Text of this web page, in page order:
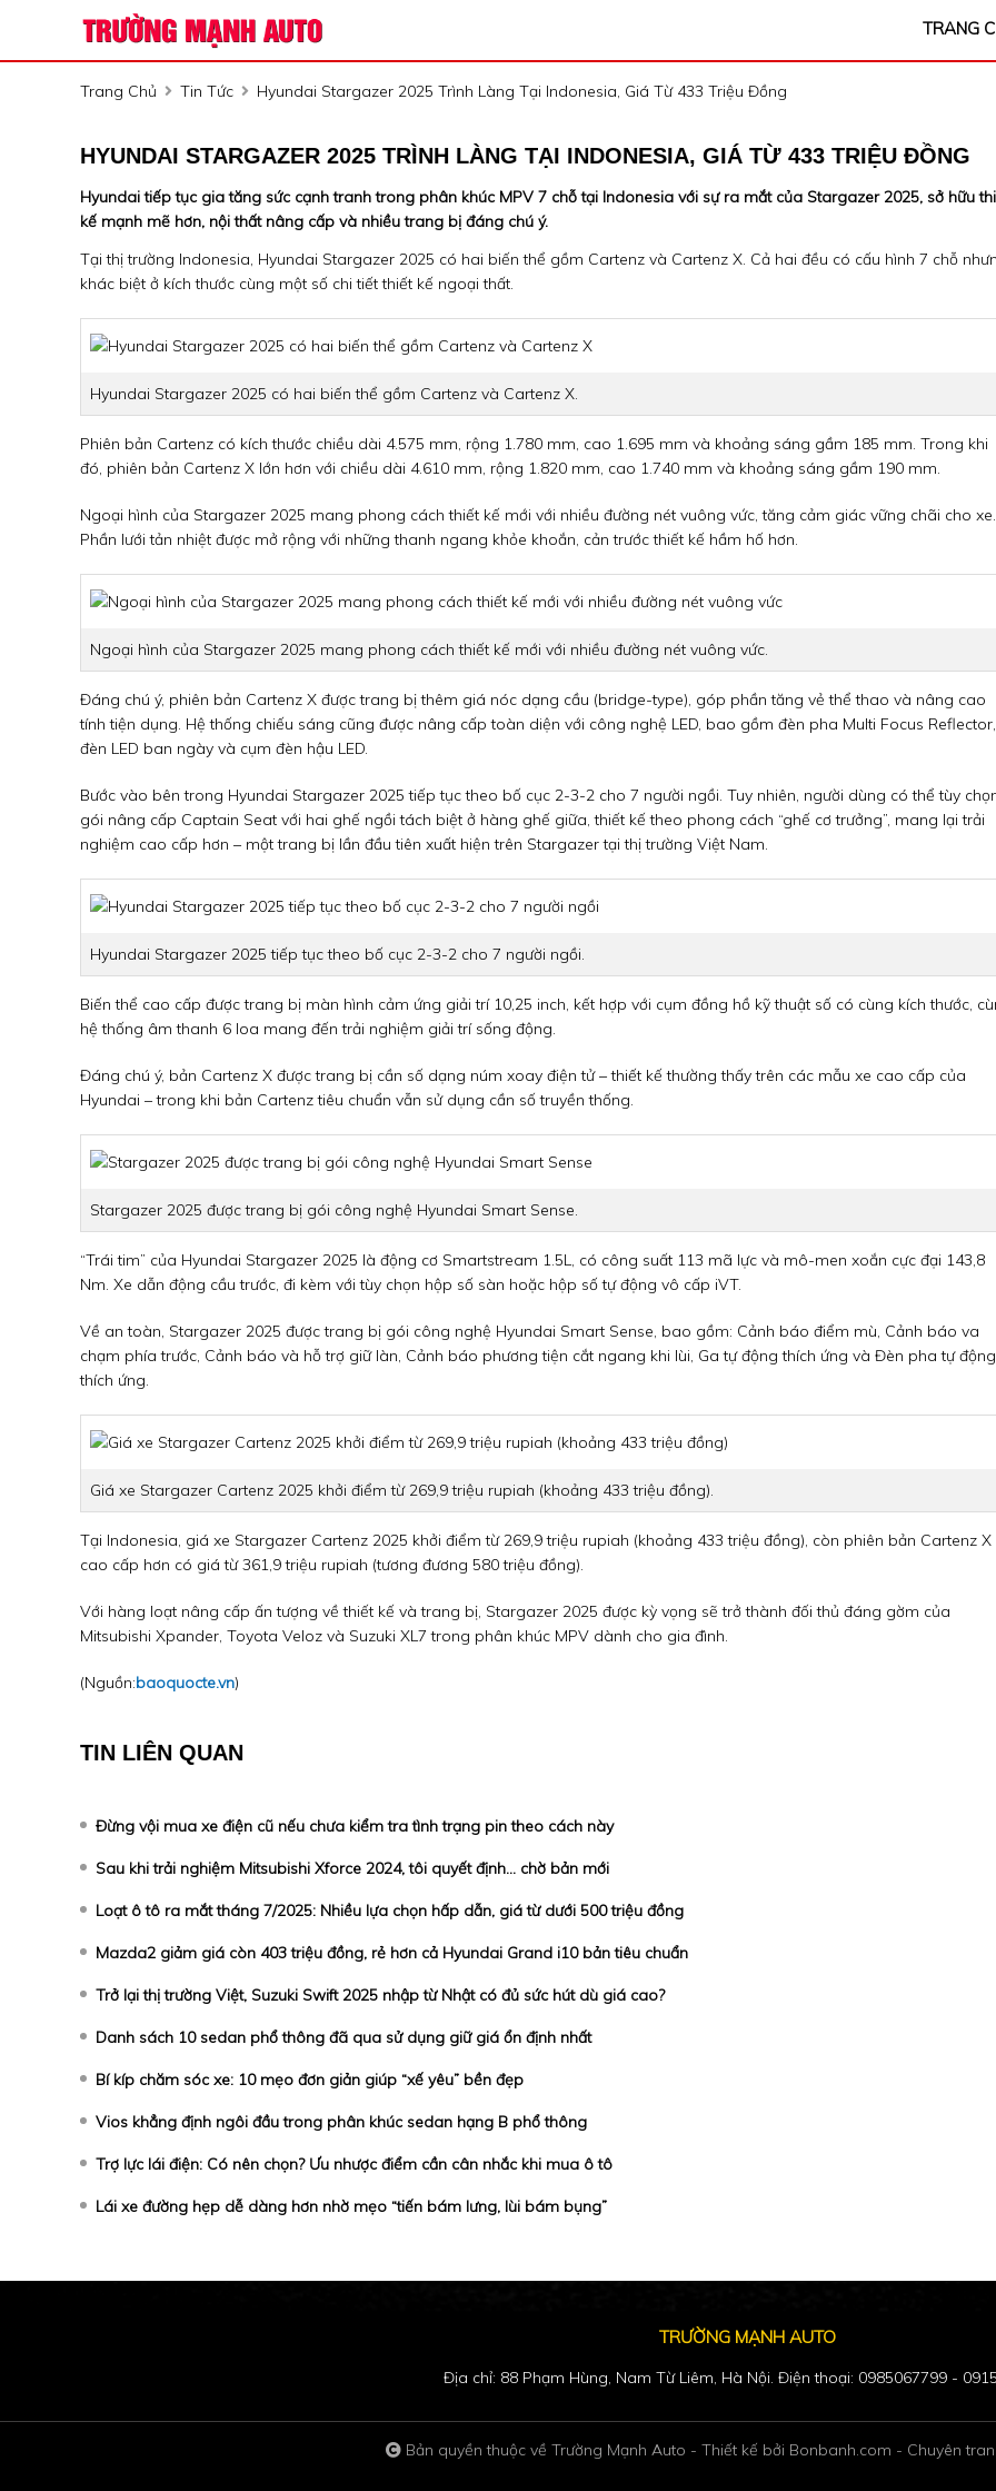
TRANG
Trang Chủ Tin Tức Hyundai Stargazer 2025 Trình Làng Tại Indonesia, Giá Từ 433 Triệu Đồng
HYUNDAI STARGAZER 2025 TRÌNH LÀNG TẠI INDONESIA, GIÁ TỪ 433 TRIỆU ĐỒNG
Hyundai tiếp tục gia tăng sức cạnh tranh trong phân khúc MPV 7 chỗ tại Indonesia với sự ra mắt của Stargazer 2025, sở hữu
kế mạnh mẽ hơn, nội thất nâng cấp và nhiều trang bị đáng chú ý.
Tại thị trường Indonesia, Hyundai Stargazer 2025 có hai biến thể gồm Cartenz và Cartenz X. Cả hai đều có cấu hình 7 chỗ
khác biệt ở kích thước cùng một số chi tiết thiết kế ngoại thất.
Hyundai Stargazer 2025 có hai biến thể gồm Cartenz và Cartenz X.
Phiên bản Cartenz có kích thước chiều dài 4.575 mm, rộng 1.780 mm, cao 1.695 mm và khoảng sáng gầm 185 mm. Trong khi
đó, phiên bản Cartenz X lớn hơn với chiều dài 4.610 mm, rộng 1.820 mm, cao 1.740 mm và khoảng sáng gầm 190 mm.
Ngoại hình của Stargazer 2025 mang phong cách thiết kế mới với nhiều đường nét vuông vức, tăng cảm giác vững chãi cho xe.
Phần lưới tản nhiệt được mở rộng với những thanh ngang khỏe khoắn, cản trước thiết kế hầm hố hơn.
Ngoại hình của Stargazer 2025 mang phong cách thiết kế mới với nhiều đường nét vuông vức.
Đáng chú ý, phiên bản Cartenz X được trang bị thêm giá nóc dạng cầu (bridge-type), góp phần tăng vẻ thể thao và nâng cao
tính tiện dụng. Hệ thống chiếu sáng cũng được nâng cấp toàn diện với công nghệ LED, bao gồm đèn pha Multi Focus Reflector,
đèn LED ban ngày và cụm đèn hậu LED.
Bước vào bên trong Hyundai Stargazer 2025 tiếp tục theo bố cục 2-3-2 cho 7 người ngồi. Tuy nhiên, người dùng có thể tùy
gói nâng cấp Captain Seat với hai ghế ngồi tách biệt ở hàng ghế giữa, thiết kế theo phong cách “ghế cơ trưởng”, mang lại trải
nghiệm cao cấp hơn – một trang bị lần đầu tiên xuất hiện trên Stargazer tại thị trường Việt Nam.
Hyundai Stargazer 2025 tiếp tục theo bố cục 2-3-2 cho 7 người ngồi.
Biến thể cao cấp được trang bị màn hình cảm ứng giải trí 10,25 inch, kết hợp với cụm đồng hồ kỹ thuật số có cùng kích thước,
hệ thống âm thanh 6 loa mang đến trải nghiệm giải trí sống động.
Đáng chú ý, bản Cartenz X được trang bị cần số dạng núm xoay điện tử – thiết kế thường thấy trên các mẫu xe cao cấp của
Hyundai – trong khi bản Cartenz tiêu chuẩn vẫn sử dụng cần số truyền thống.
Stargazer 2025 được trang bị gói công nghệ Hyundai Smart Sense.
“Trái tim” của Hyundai Stargazer 2025 là động cơ Smartstream 1.5L, có công suất 113 mã lực và mô-men xoắn cực đại 143,8
Nm. Xe dẫn động cầu trước, đi kèm với tùy chọn hộp số sàn hoặc hộp số tự động vô cấp iVT.
Về an toàn, Stargazer 2025 được trang bị gói công nghệ Hyundai Smart Sense, bao gồm: Cảnh báo điểm mù, Cảnh báo va
chạm phía trước, Cảnh báo và hỗ trợ giữ làn, Cảnh báo phương tiện cắt ngang khi lùi, Ga tự động thích ứng và Đèn pha tự động
thích ứng.
Giá xe Stargazer Cartenz 2025 khởi điểm từ 269,9 triệu rupiah (khoảng 433 triệu đồng).
Tại Indonesia, giá xe Stargazer Cartenz 2025 khởi điểm từ 269,9 triệu rupiah (khoảng 433 triệu đồng), còn phiên bản Cartenz X
cao cấp hơn có giá từ 361,9 triệu rupiah (tương đương 580 triệu đồng).
Với hàng loạt nâng cấp ấn tượng về thiết kế và trang bị, Stargazer 2025 được kỳ vọng sẽ trở thành đối thủ đáng gờm của
Mitsubishi Xpander, Toyota Veloz và Suzuki XL7 trong phân khúc MPV dành cho gia đình.
(Nguồn:baoquocte.vn)
TIN LIÊN QUAN
Đừng vội mua xe điện cũ nếu chưa kiểm tra tình trạng pin theo cách này
Sau khi trải nghiệm Mitsubishi Xforce 2024, tôi quyết định… chờ bản mới
Loạt ô tô ra mắt tháng 7/2025: Nhiều lựa chọn hấp dẫn, giá từ dưới 500 triệu đồng
Mazda2 giảm giá còn 403 triệu đồng, rẻ hơn cả Hyundai Grand i10 bản tiêu chuẩn
Trở lại thị trường Việt, Suzuki Swift 2025 nhập từ Nhật có đủ sức hút dù giá cao?
Danh sách 10 sedan phổ thông đã qua sử dụng giữ giá ổn định nhất
Bí kíp chăm sóc xe: 10 mẹo đơn giản giúp “xế yêu” bền đẹp
Vios khẳng định ngôi đầu trong phân khúc sedan hạng B phổ thông
Trợ lực lái điện: Có nên chọn? Ưu nhược điểm cần cân nhắc khi mua ô tô
Lái xe đường hẹp dễ dàng hơn nhờ mẹo “tiến bám lưng, lùi bám bụng”
TRƯỜNG MẠNH AUTO
Địa chỉ: 88 Phạm Hùng, Nam Từ Liêm, Hà Nội. Điện thoại: 0985067799 -
Bản quyền thuộc về Trường Mạnh Auto - Thiết kế bởi Bonbanh.com - Chuyên